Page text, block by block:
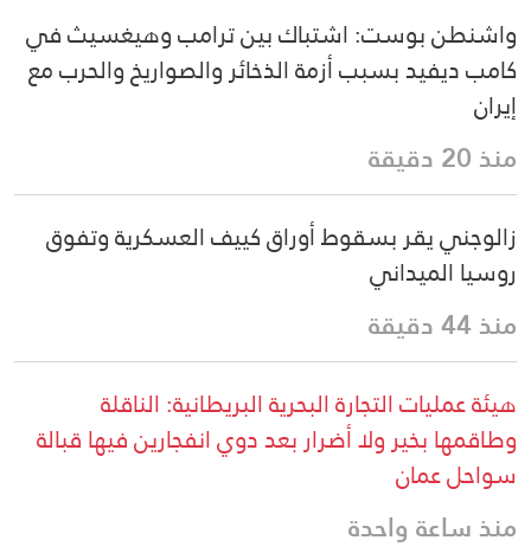
واشنطن بوست: اشتباك بين ترامب وهيغسيث في
كامب ديفيد بسبب أزمة الذخائر والصواريخ والحرب مع
إيران
منذ 20 دقيقة
زالوجني يقر بسقوط أوراق كييف العسكرية وتفوق
روسيا الميداني
منذ 44 دقيقة
هيئة عمليات التجارة البحرية البريطانية: الناقلة
وطاقمها بخير ولا أضرار بعد دوي انفجارين فيها قبالة
سواحل عمان
منذ ساعة واحدة